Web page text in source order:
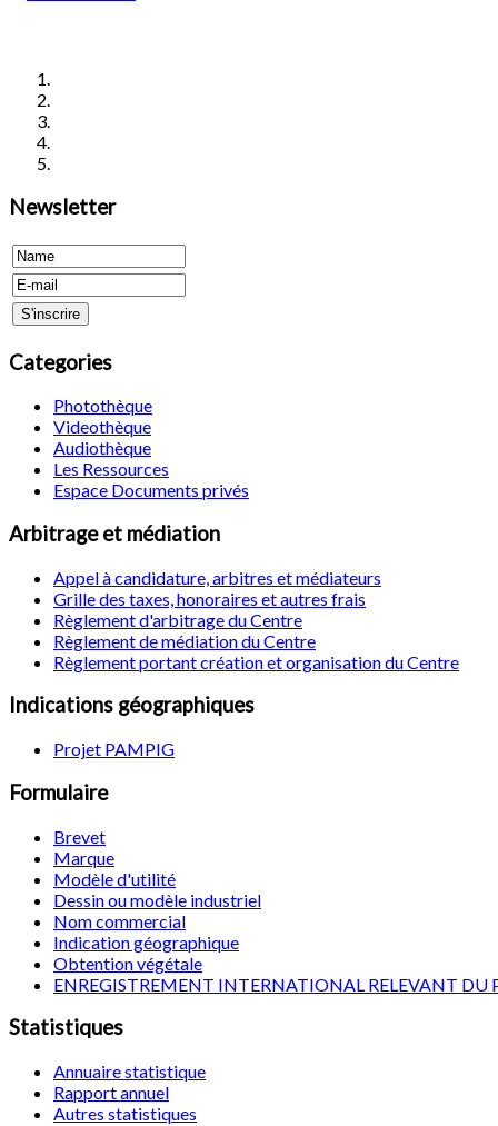
Newsletter
Categories
Photothèque
Videothèque
Audiothèque
Les Ressources
Espace Documents privés
Arbitrage et médiation
Appel à candidature, arbitres et médiateurs
Grille des taxes, honoraires et autres frais
Règlement d'arbitrage du Centre
Règlement de médiation du Centre
Règlement portant création et organisation du Centre
Indications géographiques
Projet PAMPIG
Formulaire
Brevet
Marque
Modèle d'utilité
Dessin ou modèle industriel
Nom commercial
Indication géographique
Obtention végétale
ENREGISTREMENT INTERNATIONAL RELEVANT DU
Statistiques
Annuaire statistique
Rapport annuel
Autres statistiques